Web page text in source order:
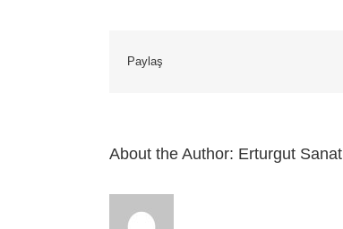
Paylaş
About the Author: Erturgut Sanat